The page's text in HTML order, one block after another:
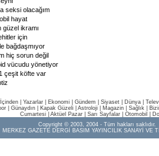
seksi olacağım
hayat
güzel ikramı
için
bağdaşmıyor
hiç sorun değil
vücudu yönetiyor
çeşit köfte var
Yazarlar Ekonomi Gündem Siyaset Dünya |
Günaydın Kapak Güzeli Astroloji Magazin Sağlık
Cumartesi| Aktüel Pazar| Sarı Sayfalar| Otomobil
Copyright © 2003, 2004 - Tüm hakları saklıdır.
MERKEZ GAZETE DERGİ BASIM YAYINCILIK SANAYİ VE